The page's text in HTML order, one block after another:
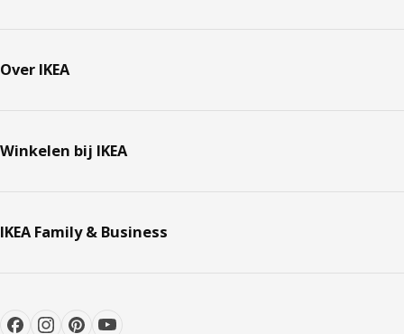
Over IKEA
Winkelen bij IKEA
IKEA Family & Business